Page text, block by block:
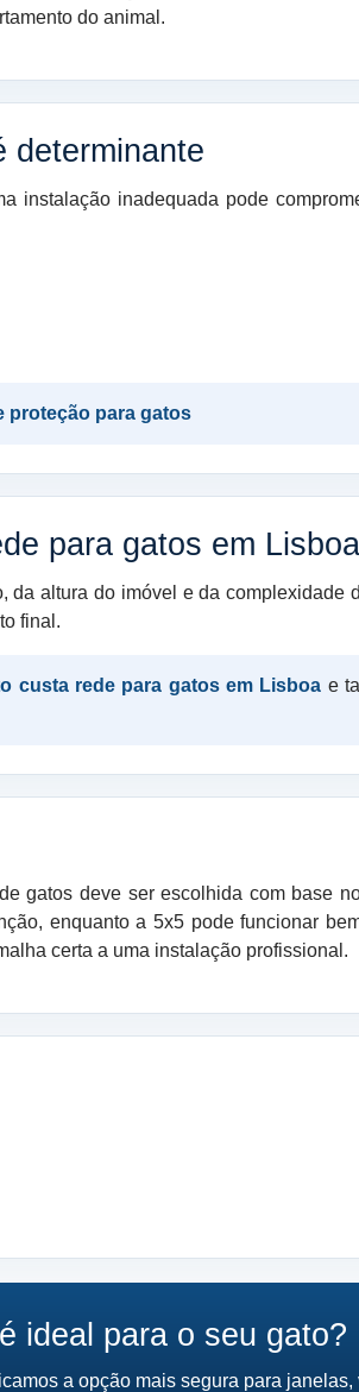
do animal.
determinante
instalação inadequada pode
proteção para gatos
para gatos em
da altura do imóvel e da complexidade
final.
custa rede para gatos em Lisboa e
gatos deve ser escolhida com base
enquanto a 5x5 pode funcionar
certa a uma instalação profissional.
ideal para o seu gato?
a opção mais segura para